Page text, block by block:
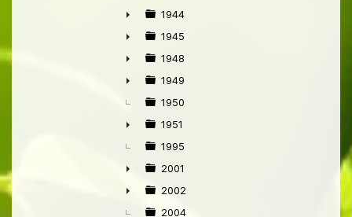
►
►
1944
►
1945
►
1948
►
1949
1950
►
1951
1995
►
2001
►
2002
2004